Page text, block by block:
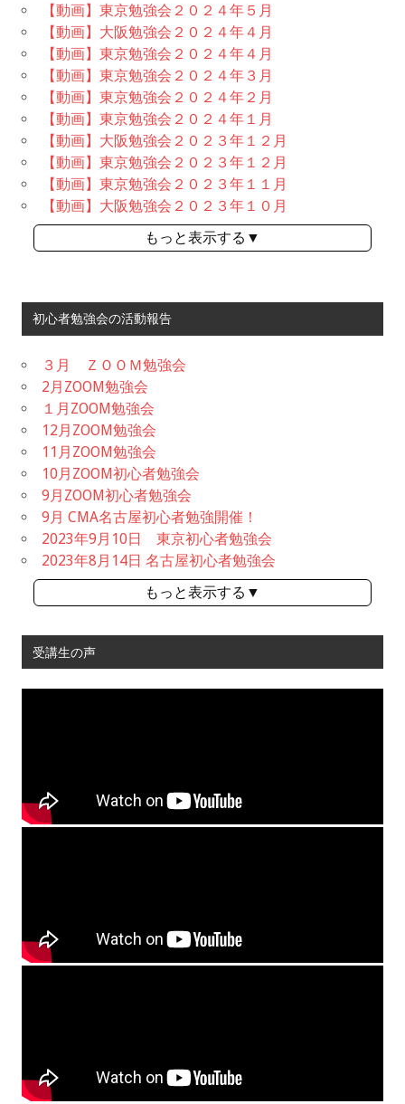
【動画】東京勉強会２０２４年５月
【動画】大阪勉強会２０２４年４月
【動画】東京勉強会２０２４年４月
【動画】東京勉強会２０２４年３月
【動画】東京勉強会２０２４年２月
【動画】東京勉強会２０２４年１月
【動画】大阪勉強会２０２３年１２月
【動画】東京勉強会２０２３年１２月
【動画】東京勉強会２０２３年１１月
【動画】大阪勉強会２０２３年１０月
もっと表示する▼
初心者勉強会の活動報告
３月 ＺＯＯＭ勉強会
2月ZOOM勉強会
１月ZOOM勉強会
12月ZOOM勉強会
11月ZOOM勉強会
10月ZOOM初心者勉強会
9月ZOOM初心者勉強会
9月 CMA名古屋初心者勉強開催！
2023年9月10日 東京初心者勉強会
2023年8月14日 名古屋初心者勉強会
もっと表示する▼
受講生の声